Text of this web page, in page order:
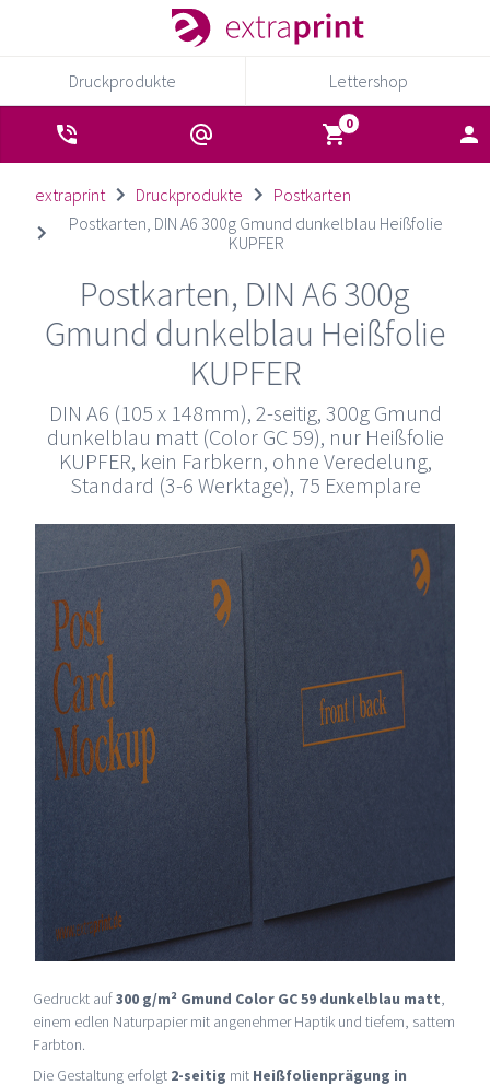
Druckprodukte Lettershop
extraprint Druckprodukte
Postkarten
Postkarten, DIN A6 300g Gmund dunkelblau Heißfolie
KUPFER
Postkarten, DIN A6 300g
Gmund dunkelblau Heißfolie
KUPFER
DIN A6 (105 x 148mm), 2-seitig, 300g Gmund
dunkelblau matt (Color GC 59), nur Heißfolie
KUPFER, kein Farbkern, ohne Veredelung,
Standard (3-6 Werktage), 75 Exemplare
Gedruckt auf300 g/m² Gmund Color GC 59 dunkelblau matt,
einem edlen Naturpapier mit angenehmer Haptik und tiefem, sattem
Farbton.
Die Gestaltung erfolgt 2-seitig mit Heißfolienprägung in